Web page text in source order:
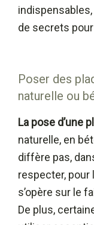
de secrets
Poser des
naturelle ou
La pose d’une
naturelle, en
diffère pas,
respecter, pour
s’opère sur le
De plus,